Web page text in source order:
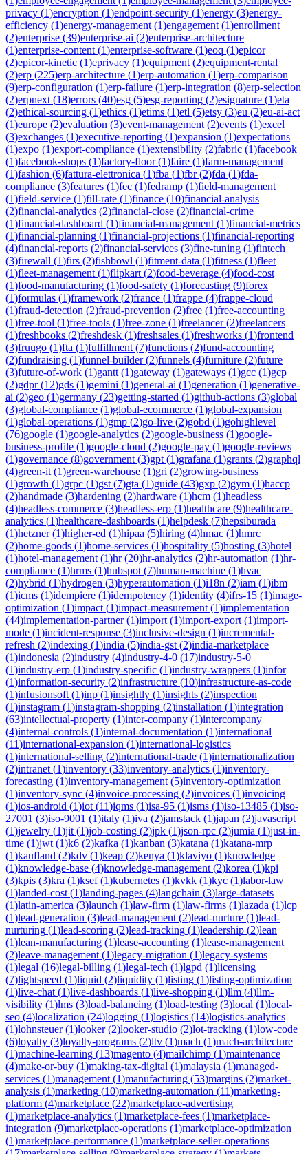
privacy (1)encryption (1)endpoint-security (1)energy (3)energy-
efficiency (1)energy-management (1)engagement (1)enrollment
(2)enterprise (39)enterprise-ai (2)enterprise-architecture
(1)enterprise-content (1)enterprise-software (1)eoq (1)epicor
(2)epicor-kinetic (1)eprivacy (1)equipment (2)equipment-rental
(2)erp (225)erp-architecture (1)erp-automation (1)erp-comparison
(9)erp-configuration (1)erp-failure (1)erp-integration (8)erp-selection
(2)erpnext (18)errors (40)esg (5)esg-reporting (2)esignature (1)eta
(2)ethical-sourcing (1)ethics (1)etims (1)etl (5)etsy (3)eu (2)eu-ai-act
(1)europe (2)evaluation (3)event-management (2)events (1)excel
(3)exchanges (1)executive-reporting (1)expansion (1)expectations
(1)expo (1)export-compliance (1)extensibility (2)fabric (1)facebook
(1)facebook-shops (1)factory-floor(1)faire (1)farm-management
(1)fashion (6)fattura-elettronica (1)fba (1)fbr(2)fda (1)fda-
compliance (3)features (1)fec (1)fedramp (1)field-management
(1)field-service (1)fill-rate (1)finance (10)financial-analysis
(2)financial-analytics (2)financial-close (2)financial-crime
(1)financial-dashboard (1)financial-management (1)financial-metrics
(1)financial-planning (1)financial-projections (1)financial-reporting
(4)financial-reports (2)financial-services (3)fine-tuning (1)fintech
(3)firewall (1)firs (2)fishbowl (1)fitment-data (1)fitness (1)fleet
(1)fleet-management (1)flipkart (2)food-beverage (4)food-cost
(1)food-manufacturing (1)food-safety (1)forecasting (9)forex
(1)formulas (1)framework (2)france (1)frappe (4)frappe-cloud
(1)fraud-detection (2)fraud-prevention (2)free (1)free-accounting
(1)free-tool (1)free-tools (1)free-zone (1)freelancer(2)freelancers
(1)freshbooks (2)freshdesk (1)freshsales (1)freshworks (1)frontend
(3)fruugo (1)fta (1)fulfillment (7)functions (2)fund-accounting
(2)fundraising (1)funnel-builder(2)funnels (4)furniture (2)future
(3)future-of-work (1)gantt (1)gateway (1)gateways (1)gcc (1)gcp
(2)gdpr(12)gds (1)gemini (1)general-ai (1)generation (1)generative-
ai (2)geo (1)germany (23)getting-started (1)github-actions (3)global
(3)global-compliance (1)global-ecommerce (1)global-expansion
(1)global-operations (1)gmp (2)go-live (2)gobd (1)gohighlevel
(76)google (1)google-analytics (2)google-business (1)google-
business-profile (1)google-cloud (2)google-pay (1)google-reviews
(1)governance (8)government (3)gpt (1)grafana (1)grants (2)graphql
(4)green-it (1)green-warehouse (1)gri (2)growing-business
(1)growth (1)grpc (1)gst (7)gta (1)guide (43)gxp (2)gym (1)haccp
(2)handmade (3)hardening (2)hardware (1)hcm (1)headless
(4)headless-commerce (3)headless-erp (1)healthcare (9)healthcare-
analytics (1)healthcare-dashboards (1)helpdesk (7)hepsiburada
(1)hetzner(1)higher-ed (1)hipaa (5)hiring (4)hmac (1)hmrc
(2)home-goods (1)home-services (1)hospitality (5)hosting (3)hotel
(1)hotel-management (1)hr(20)hr-analytics (2)hr-automation (1)hr-
compliance (1)hrms (1)hubspot (7)human-machine (1)hvac
(2)hybrid (1)hydrogen (3)hyperautomation (1)i18n (2)iam (1)ibm
(1)icms (1)idempiere (1)idempotency (1)identity (4)ifrs-15 (1)image-
optimization (1)impact (1)impact-measurement (1)implementation
(44)implementation-partner(1)import (1)import-export (1)import-
mode (1)incident-response (3)inclusive-design (1)incremental-
refresh (2)indexing (1)india (5)india-gst (2)india-marketplace
(1)indonesia (2)industry (4)industry-4-0 (17)industry-5-0
(1)industry-erp (1)industry-specific (1)industry-wrappers (1)infor
(1)information-security (2)infrastructure (10)infrastructure-as-code
(1)infusionsoft (1)inp (1)insightly (1)insights (2)inspection
(1)instagram (1)instagram-shopping (2)installation (1)integration
(63)intellectual-property (1)inter-company (1)intercompany
(4)internal-controls (1)internal-documentation (1)international
(11)international-expansion (1)international-logistics
(1)international-selling (2)international-trade (1)internationalization
(2)intranet (1)inventory (33)inventory-analytics (1)inventory-
forecasting (1)inventory-management (5)inventory-optimization
(1)inventory-sync (4)invoice-processing (2)invoices (1)invoicing
(1)ios-android (1)iot (11)iqms (1)isa-95 (1)isms (1)iso-13485 (1)iso-
27001 (3)iso-9001 (1)italy (1)iva (2)jamstack (1)japan (2)javascript
(1)jewelry (1)jit (1)job-costing (2)jpk (1)json-rpc (2)jumia (1)just-in-
time (1)jwt (1)k6 (2)kafka (1)kanban (3)katana (1)katana-mrp
(1)kaufland (2)kdv (1)keap (2)kenya (1)klaviyo (1)knowledge
(1)knowledge-base (4)knowledge-management (2)korea (1)kpi
(3)kpis (3)kra (1)ksef(1)kubernetes (1)kvkk (1)kyc (1)labor-law
(1)landed-cost (1)landing-pages (4)langchain (3)large-datasets
(1)latin-america (3)launch (1)law-firm (1)law-firms (1)lazada (1)lcp
(1)lead-generation (3)lead-management (2)lead-nurture (1)lead-
nurturing (1)lead-scoring (2)lead-tracking (1)leadership (2)lean
(1)lean-manufacturing (1)lease-accounting (1)lease-management
(2)leave-management (1)legacy-migration (1)legacy-systems
(1)legal (16)legal-billing (1)legal-tech (1)lgpd (1)licensing
(7)lightspeed (1)liquid (2)liquidity (1)listing (1)listing-optimization
(1)live-chat (1)live-dashboards (1)live-shopping (1)llm (4)llm-
visibility (1)lms (3)load-balancing (1)load-testing (3)local (1)local-
seo (4)localization (24)logging (1)logistics (14)logistics-analytics
(1)lohnsteuer(1)looker(2)looker-studio (2)lot-tracking (1)low-code
(6)loyalty (3)loyalty-programs (2)ltv (1)mach (1)mach-architecture
(1)machine-learning (13)magento (4)mailchimp (1)maintenance
(4)make-or-buy (1)making-tax-digital (1)malaysia (1)managed-
services (1)management (1)manufacturing (53)margins (2)market-
analysis (1)marketing (10)marketing-automation (11)marketing-
platform (4)marketplace (22)marketplace-advertising
(1)marketplace-analytics (1)marketplace-fees (1)marketplace-
integration (9)marketplace-operations (1)marketplace-optimization
(1)marketplace-performance (1)marketplace-seller-operations